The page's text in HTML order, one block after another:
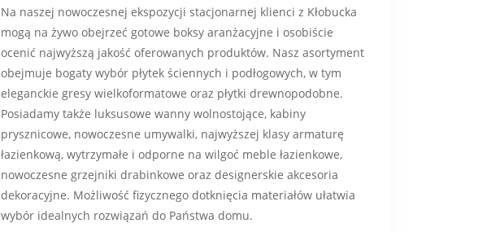
Na naszej nowoczesnej ekspozycji stacjonarnej klienci z Kłobucka
mogą na żywo obejrzeć gotowe boksy aranżacyjne i osobiście
ocenić najwyższą jakość oferowanych produktów. Nasz asortyment
obejmuje bogaty wybór płytek ściennych i podłogowych, w tym
eleganckie gresy wielkoformatowe oraz płytki drewnopodobne.
Posiadamy także luksusowe wanny wolnostojące, kabiny
prysznicowe, nowoczesne umywalki, najwyższej klasy armaturę
łazienkową, wytrzymałe i odporne na wilgoć meble łazienkowe,
nowoczesne grzejniki drabinkowe oraz designerskie akcesoria
dekoracyjne. Możliwość fizycznego dotknięcia materiałów ułatwia
wybór idealnych rozwiązań do Państwa domu.